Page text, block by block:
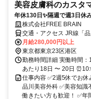
美容皮膚科のカスタ
年休130日✨隔週で週3日休
株式会社FREE BRAIN
交通・アクセス JR線「
月給280,000円以上
東京都東京23区港区
勤務時間詳細 実働時間
あたり18日 〜 20日
仕事内容 ✅2週5休でお
品川美容外科 ✅美容知識
働きたい方も歓迎！ ✅